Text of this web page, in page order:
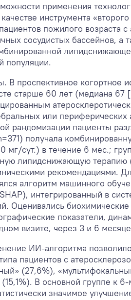
применения
инструмента
пожилого возраста
сосудистых бассейнов, а
популяции.
В проспективное когортное
старше 60 лет (медиана 67
или
рандомизации пациенты
получала
мг/сут.) в течение 6 мес.;
липидснижающую терапию
рекомендациями.
алгоритм машинного
интегрированный в
Оценивались
показатели,
визите, через 3 и 6
ИИ-алгоритма
пациентов с
(27,6%),
В основной группе к
значимое